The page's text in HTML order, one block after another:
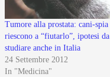
Tumore alla prostata: cani-spia
riescono a “fiutarlo”, ipotesi da
studiare anche in Italia
24 Settembre 2012
In "Medicina"